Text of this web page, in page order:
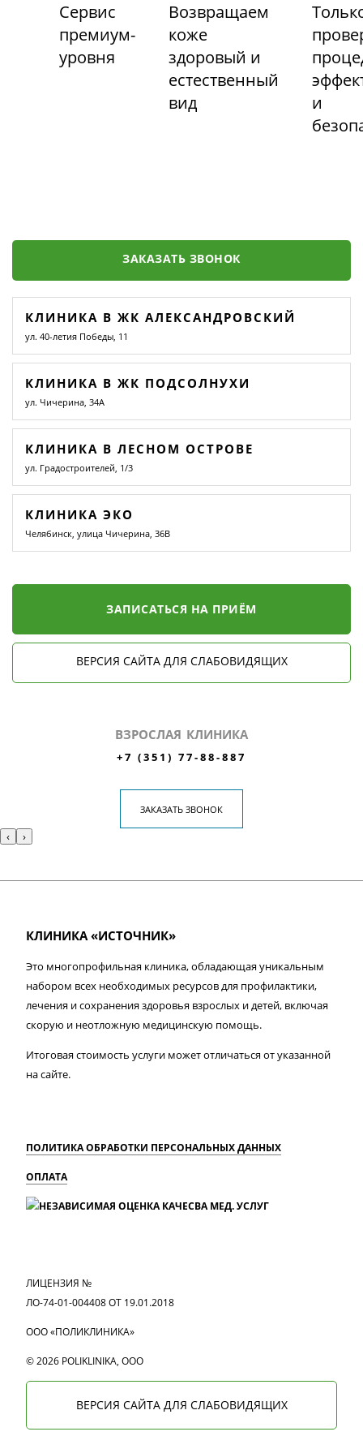
Сервис
премиум-
уровня
Возвращаем
коже
здоровый и
естественный
вид
и
ЗАКАЗАТЬ ЗВОНОК
КЛИНИКА В ЖК АЛЕКСАНДРОВСКИЙ
ул. 40-летия Победы, 11
КЛИНИКА В ЖК ПОДСОЛНУХИ
ул. Чичерина, 34А
КЛИНИКА В ЛЕСНОМ ОСТРОВЕ
ул. Градостроителей, 1/3
КЛИНИКА ЭКО
Челябинск, улица Чичерина, 36В
ЗАПИСАТЬСЯ НА ПРИЁМ
ВЕРСИЯ САЙТА ДЛЯ СЛАБОВИДЯЩИХ
ВЗРОСЛАЯ КЛИНИКА
+7 (351) 77-88-887
ЗАКАЗАТЬ ЗВОНОК
‹ ›
КЛИНИКА «ИСТОЧНИК»
Это многопрофильная клиника, обладающая уникальным
набором всех необходимых ресурсов для профилактики,
лечения и сохранения здоровья взрослых и детей, включая
скорую и неотложную медицинскую помощь.
Итоговая стоимость услуги может отличаться от указанной
на сайте.
ПОЛИТИКА ОБРАБОТКИ ПЕРСОНАЛЬНЫХ ДАННЫХ
ОПЛАТА
ЛИЦЕНЗИЯ №
ЛО-74-01-004408 ОТ 19.01.2018
ООО «ПОЛИКЛИНИКА»
© 2026 POLIKLINIKA, OOO
ВЕРСИЯ САЙТА ДЛЯ СЛАБОВИДЯЩИХ